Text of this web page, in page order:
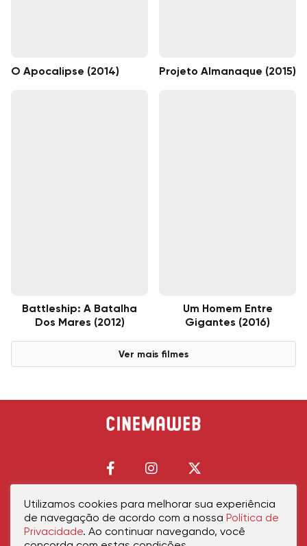
O Apocalipse (2014) Projeto Almanaque (2015)
Battleship: A Batalha
Dos Mares (2012)
Um Homem Entre
Gigantes (2016)
Ver mais filmes
Início Política de PrivacidadePolítica de CookiesContatoSobre Nós
Utilizamos cookies para melhorar sua experiência
de navegação de acordo com a nossa Política de
Privacidade. Ao continuar navegando, você